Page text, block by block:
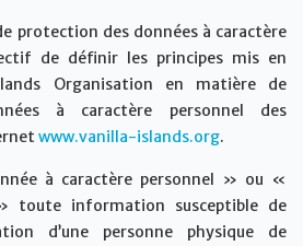
protection des données à caractère
de définir les principes mis en
Organisation en matière de
à caractère personnel des
www.vanilla-islands.org.
à caractère personnel » ou «
toute information susceptible de
d’une personne physique de